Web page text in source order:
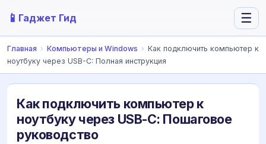
📱 Гаджет Гид ☰
Главная › Компьютеры и Windows › Как подключить компьютер к
ноутбуку через USB-C: Полная инструкция
Как подключить компьютер к
ноутбуку через USB-C: Пошаговое
руководство